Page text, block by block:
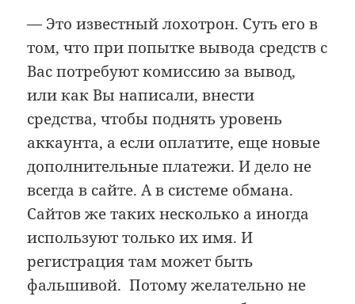
— Это известный лохотрон. Суть его в
том, что при попытке вывода средств с
Вас потребуют комиссию за вывод,
или как Вы написали, внести
средства, чтобы поднять уровень
аккаунта, а если оплатите, еще новые
дополнительные платежи. И дело не
всегда в сайте. А в системе обмана.
Сайтов же таких несколько а иногда
используют только их имя. И
регистрация там может быть
фальшивой. Потому желательно не